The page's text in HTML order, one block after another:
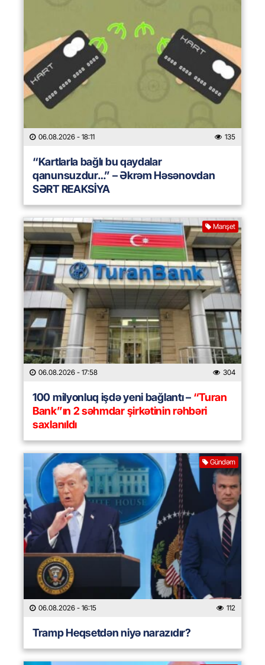
06.08.2026 - 18:11 135
“Kartlarla bağlı bu qaydalar
qanunsuzdur…” – Əkrəm Həsənovdan
SƏRT REAKSİYA
Manşet
06.08.2026 - 17:58 304
100 milyonluq işdə yeni bağlantı –“Turan
Bank”ın 2 səhmdar şirkətinin rəhbəri
saxlanıldı
Gündəm
06.08.2026 - 16:15 112
Tramp Heqsetdən niyə narazıdır?